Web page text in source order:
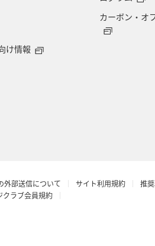
カーボン・オ
け情報
外部送信について サイト利用規約 推
クラブ会員規約